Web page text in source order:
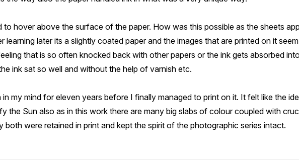
to hover above the surface of the paper. How was this possible as the sheets
learning later its a slightly coated paper and the images that are printed on it
that is so often knocked back with other papers or the ink gets absorbed
ink sat so well and without the help of varnish etc.
my mind for eleven years before I finally managed to print on it. It felt like the
the Sun also as in this work there are many big slabs of colour coupled with
both were retained in print and kept the spirit of the photographic series intact.